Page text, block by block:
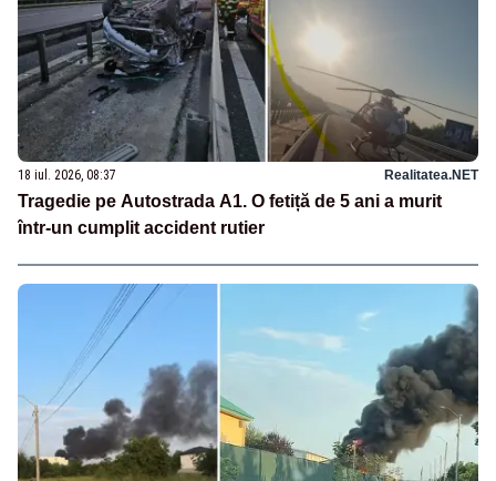
18 iul. 2026, 08:37 Realitatea.NET
Tragedie pe Autostrada A1. O fetiță de 5 ani a murit
într-un cumplit accident rutier